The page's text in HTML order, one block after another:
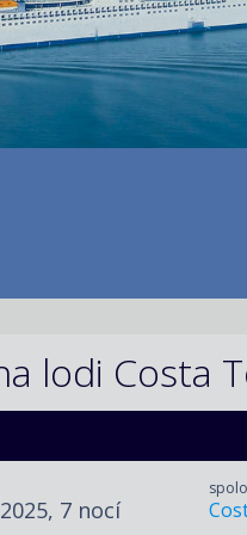
lodi Costa
7 nocí